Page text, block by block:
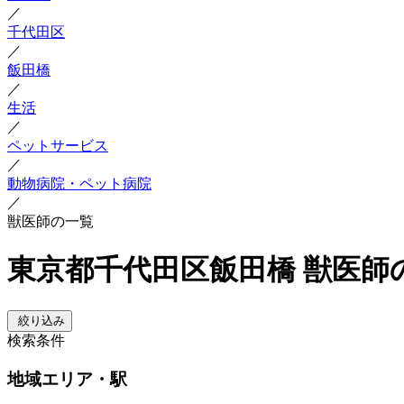
／
千代田区
／
飯田橋
／
生活
／
ペットサービス
／
動物病院・ペット病院
／
獣医師の一覧
東京都千代田区飯田橋 獣医師
絞り込み
検索条件
地域エリア・駅